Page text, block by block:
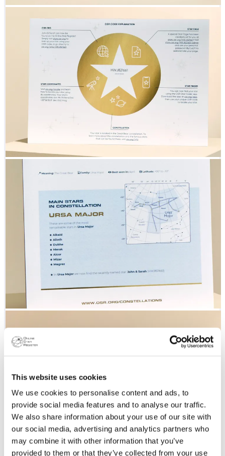
This website uses cookies
We use cookies to personalise content and ads, to
provide social media features and to analyse our traffic.
We also share information about your use of our site with
our social media, advertising and analytics partners who
may combine it with other information that you’ve
provided to them or that they’ve collected from your use